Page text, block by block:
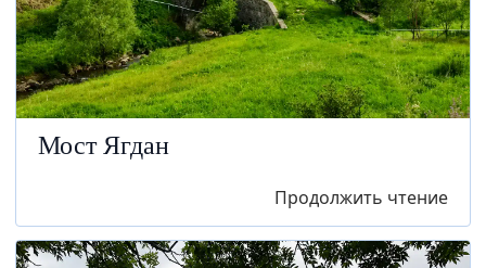
Мост Ягдан
Продолжить чтение